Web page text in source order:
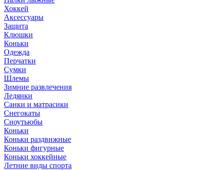
Хоккей
Аксессуары
Защита
Клюшки
Коньки
Одежда
Перчатки
Сумки
Шлемы
Зимние развлечения
Ледянки
Санки и матрасики
Снегокаты
Сноутьюбы
Коньки
Коньки раздвижные
Коньки фигурные
Коньки хоккейные
Летние виды спорта